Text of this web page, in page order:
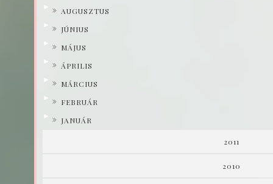
► AUGUSZTUS
► JÚNIUS
► MÁJUS
► ÁPRILIS
► MÁRCIUS
► FEBRUÁR
► JANUÁR
2011
2010